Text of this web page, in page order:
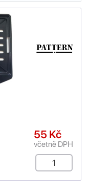
55 Kč
včetně DPH